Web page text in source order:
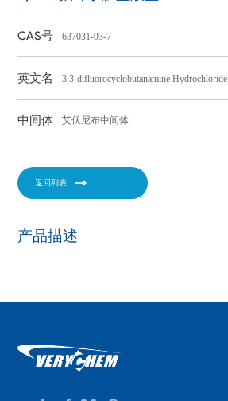
CAS号 637031-93-7
英文名 3,3-difluorocyclobutanamine Hydrochloride
中间体 艾伏尼布中间体
返回列表
产品描述